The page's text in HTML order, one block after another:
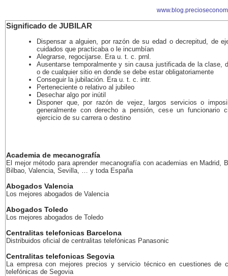
Significado de JUBILAR
Dispensar a alguien, por razón de su edad o decrepitud, de
cuidados que practicaba o le incumbían
Alegrarse, regocijarse. Era u. t. c. prnl.
Ausentarse temporalmente y sin causa justificada de la clase,
o de cualquier sitio en donde se debe estar obligatoriamente
Conseguir la jubilación. Era u. t. c. intr.
Perteneciente o relativo al jubileo
Desechar algo por inútil
Disponer que, por razón de vejez, largos servicios o
generalmente con derecho a pensión, cese un funcionario
ejercicio de su carrera o destino
Academia de mecanografía
El mejor método para aprender mecanografía con academias en Madrid,
Bilbao, Valencia, Sevilla, … y toda España
Abogados Valencia
Los mejores abogados de Valencia
Abogados Toledo
Los mejores abogados de Toledo
Centralitas telefonicas Barcelona
Distribuidos oficial de centralitas telefónicas Panasonic
Centralitas telefonicas Segovia
La empresa con mejores precios y servicio técnico en cuestiones de
telefónicas de Segovia